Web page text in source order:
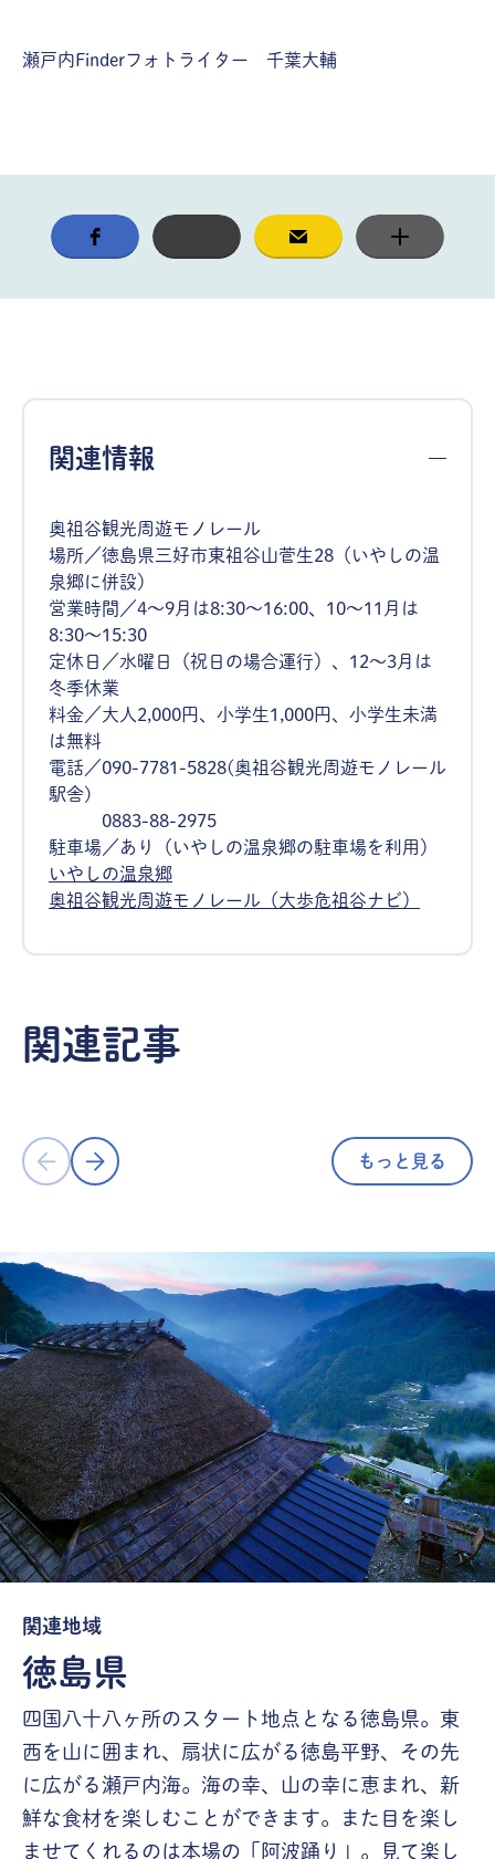
瀬戸内Finderフォトライター 千葉大輔
関連情報
奥祖谷観光周遊モノレール
場所／徳島県三好市東祖谷山菅生28（いやしの温
泉郷に併設）
営業時間／4〜9月は8:30〜16:00、10〜11月は
8:30〜15:30
定休日／水曜日（祝日の場合運行）、12〜3月は
冬季休業
料金／大人2,000円、小学生1,000円、小学生未満
は無料
電話／090-7781-5828(奥祖谷観光周遊モノレール
駅舎)
0883-88-2975
駐車場／あり（いやしの温泉郷の駐車場を利用）
いやしの温泉郷
奥祖谷観光周遊モノレール（大歩危祖谷ナビ）
関連記事
楽しむ30分クルーズ／ひょうたん島ク
ルーズ（徳島県徳島市）
もっと見る
関連地域
徳島県
四国八十八ヶ所のスタート地点となる徳島県。東
西を山に囲まれ、扇状に広がる徳島平野、その先
に広がる瀬戸内海。海の幸、山の幸に恵まれ、新
鮮な食材を楽しむことができます。また目を楽し
ませてくれるのは本場の「阿波踊り」。見て楽し